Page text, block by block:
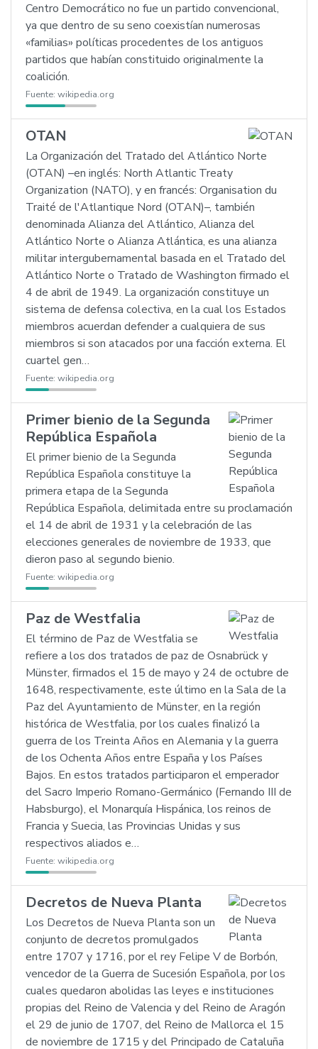
Centro Democrático no fue un partido convencional,
ya que dentro de su seno coexistían numerosas
«familias» políticas procedentes de los antiguos
partidos que habían constituido originalmente la
coalición.
Fuente: wikipedia.org
OTAN
La Organización del Tratado del Atlántico Norte
(OTAN) –en inglés: North Atlantic Treaty
Organization (NATO), y en francés: Organisation du
Traité de l'Atlantique Nord (OTAN)–, también
denominada Alianza del Atlántico, Alianza del
Atlántico Norte o Alianza Atlántica, es una alianza
militar intergubernamental basada en el Tratado del
Atlántico Norte o Tratado de Washington firmado el
4 de abril de 1949. La organización constituye un
sistema de defensa colectiva, en la cual los Estados
miembros acuerdan defender a cualquiera de sus
miembros si son atacados por una facción externa. El
cuartel gen…
Fuente: wikipedia.org
Primer bienio de la Segunda
República Española
El primer bienio de la Segunda
República Española constituye la
primera etapa de la Segunda
República Española, delimitada entre su proclamación
el 14 de abril de 1931 y la celebración de las
elecciones generales de noviembre de 1933, que
dieron paso al segundo bienio.
Fuente: wikipedia.org
Paz de Westfalia
El término de Paz de Westfalia se
refiere a los dos tratados de paz de Osnabrück y
Münster, firmados el 15 de mayo y 24 de octubre de
1648, respectivamente, este último en la Sala de la
Paz del Ayuntamiento de Münster, en la región
histórica de Westfalia, por los cuales finalizó la
guerra de los Treinta Años en Alemania y la guerra
de los Ochenta Años entre España y los Países
Bajos. En estos tratados participaron el emperador
del Sacro Imperio Romano-Germánico (Fernando III de
Habsburgo), el Monarquía Hispánica, los reinos de
Francia y Suecia, las Provincias Unidas y sus
respectivos aliados e…
Fuente: wikipedia.org
Decretos de Nueva Planta
Los Decretos de Nueva Planta son un
conjunto de decretos promulgados
entre 1707 y 1716, por el rey Felipe V de Borbón,
vencedor de la Guerra de Sucesión Española, por los
cuales quedaron abolidas las leyes e instituciones
propias del Reino de Valencia y del Reino de Aragón
el 29 de junio de 1707, del Reino de Mallorca el 15
de noviembre de 1715 y del Principado de Cataluña